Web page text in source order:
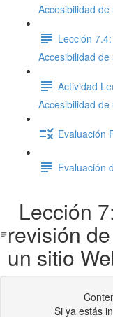
Accesibilidad de
Lección
Accesibilidad de
Actividad
Accesibilidad
Evaluación
Evaluación
Lección
revisión
un sitio
Si ya estás